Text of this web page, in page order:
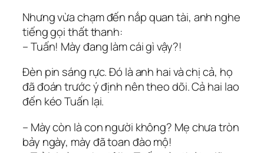
Nhưng vừa chạm đến nắp quan tài, anh nghe
tiếng gọi thất thanh:
– Tuấn! Mày đang làm cái gì vậy?!
Đèn pin sáng rực. Đó là anh hai và chị cả, họ
đã đoán trước ý định nên theo dõi. Cả hai lao
đến kéo Tuấn lại.
– Mày còn là con người không? Mẹ chưa tròn
bảy ngày, mày đã toan đào mộ!